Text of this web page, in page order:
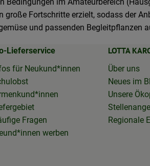
im Amateurbereich
Fortschritte erzielt, sodass der
und passenden Begleitpflanzen
Lieferservice
für Neukund*innen
Fragen
werben
LOTTA
Über uns
Neues im
Unsere
Regionale